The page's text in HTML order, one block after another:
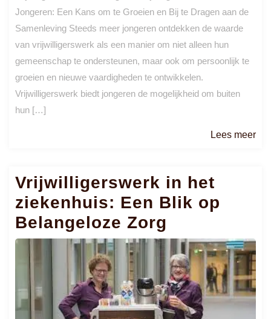
Jongeren: Een Kans om te Groeien en Bij te Dragen aan de
Samenleving Steeds meer jongeren ontdekken de waarde
van vrijwilligerswerk als een manier om niet alleen hun
gemeenschap te ondersteunen, maar ook om persoonlijk te
groeien en nieuwe vaardigheden te ontwikkelen.
Vrijwilligerswerk biedt jongeren de mogelijkheid om buiten
hun […]
Lees meer
Vrijwilligerswerk in het
ziekenhuis: Een Blik op
Belangeloze Zorg